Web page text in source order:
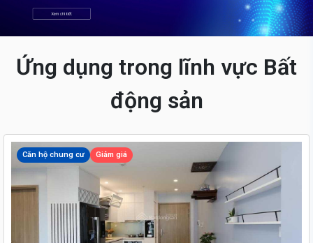
Ứng dụng trong lĩnh vực Bất
động sản
Căn hộ chung cư Giảm giá